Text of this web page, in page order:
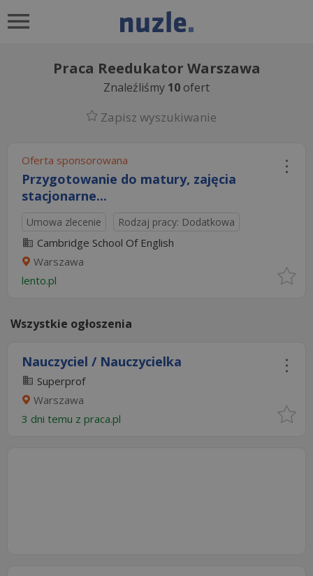
Praca Reedukator Warszawa
Znaleźliśmy 10 ofert
Zapisz wyszukiwanie
Oferta sponsorowana
Przygotowanie do matury, zajęcia
stacjonarne...
Umowa zlecenie Rodzaj pracy: Dodatkowa
Cambridge School Of English
Warszawa
lento.pl
Wszystkie ogłoszenia
Nauczyciel / Nauczycielka
Superprof
Warszawa
3 dni temu z praca.pl